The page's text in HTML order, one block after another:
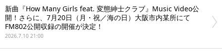
新曲『How Many Girls feat. 変態紳士クラブ』Music Video公
開！さらに、7月20日（月・祝／海の日）大阪市内某所にて
FM802公開収録の開催が決定！
2026.7.10 21:00